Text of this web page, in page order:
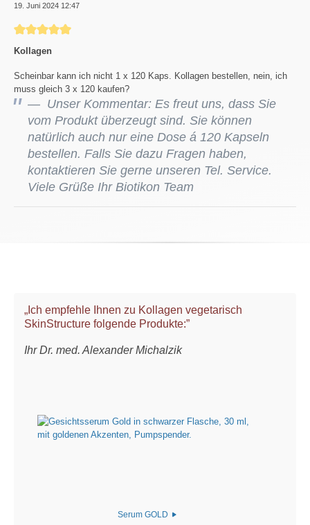
19. Juni 2024 12:47
Bewertung mit 5 von 5 Sternen
Kollagen
Scheinbar kann ich nicht 1 x 120 Kaps. Kollagen bestellen, nein, ich
muss gleich 3 x 120 kaufen?
Unser Kommentar: Es freut uns, dass Sie
vom Produkt überzeugt sind. Sie können
natürlich auch nur eine Dose á 120 Kapseln
bestellen. Falls Sie dazu Fragen haben,
kontaktieren Sie gerne unseren Tel. Service.
Viele Grüße Ihr Biotikon Team
„Ich empfehle Ihnen zu Kollagen vegetarisch
SkinStructure folgende Produkte:”
Ihr Dr. med. Alexander Michalzik
Serum GOLD